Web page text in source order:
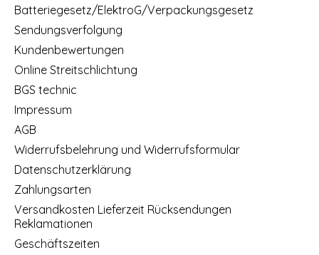
Batteriegesetz/ElektroG/Verpackungsgesetz
Sendungsverfolgung
Kundenbewertungen
Online Streitschlichtung
BGS technic
Impressum
AGB
Widerrufsbelehrung und Widerrufsformular
Datenschutzerklärung
Zahlungsarten
Versandkosten Lieferzeit Rücksendungen
Reklamationen
Geschäftszeiten